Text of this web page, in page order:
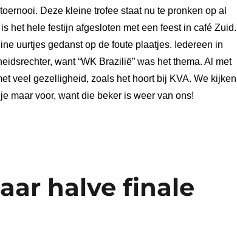
Deze kleine trofee staat nu te pronken op al
het hele festijn afgesloten met een feest in café Zuid.
uurtjes gedanst op de foute plaatjes. Iedereen in
want “WK Brazilië” was het thema. Al met
veel gezelligheid, zoals het hoort bij KVA. We kijken
maar voor, want die beker is weer van ons!
halve finale